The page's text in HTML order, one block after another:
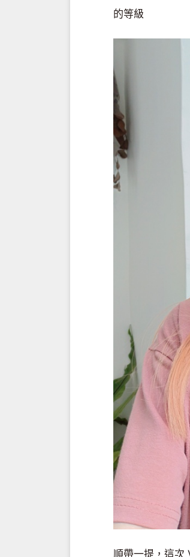
的等級
順帶一提，這次